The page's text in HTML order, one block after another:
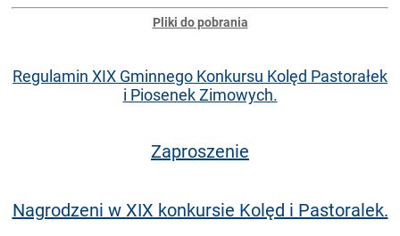
Pliki do pobrania
Regulamin XIX Gminnego Konkursu Kolęd Pastorałek
i Piosenek Zimowych.
Zaproszenie
Nagrodzeni w XIX konkursie Kolęd i Pastoralek.